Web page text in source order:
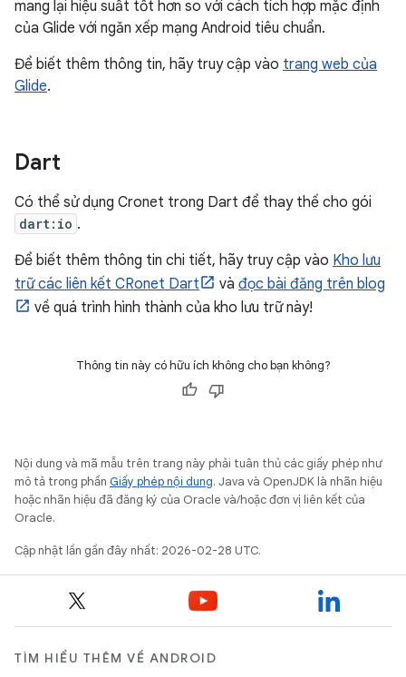
mang lại hiệu suất tốt hơn so với cách tích hợp mặc định
của Glide với ngăn xếp mạng Android tiêu chuẩn.
Để biết thêm thông tin, hãy truy cập vào trang web của
Glide.
Dart
Có thể sử dụng Cronet trong Dart để thay thế cho gói
dart:io .
Để biết thêm thông tin chi tiết, hãy truy cập vào Kho lưu
trữ các liên kết CRonet Dart
và đọc bài đăng trên blog
về quá trình hình thành của kho lưu trữ này!
Thông tin này có hữu ích không cho bạn không?
Nội dung và mã mẫu trên trang này phải tuân thủ các giấy phép như
mô tả trong phần Giấy phép nội dung. Java và OpenJDK là nhãn hiệu
hoặc nhãn hiệu đã đăng ký của Oracle và/hoặc đơn vị liên kết của
Oracle.
Cập nhật lần gần đây nhất: 2026-02-28 UTC.
TÌM HIỂU THÊM VỀ ANDROID